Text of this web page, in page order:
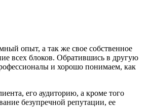
опыт, а так же свое собственное
всех блоков. Обратившись в другую
и хорошо понимаем, как
его аудиторию, а кроме того
безупречной репутации, ее